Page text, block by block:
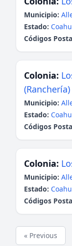
Municipio:
Estado:
Códigos
Colonia:
(Ranchería)
Municipio:
Estado:
Códigos
Colonia:
Municipio:
Estado:
Códigos
« Previous